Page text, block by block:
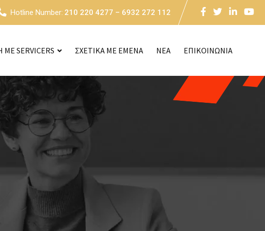
Hotline Number: 210 220 4277 – 6932 272 112
SERVICERS ΣΧΕΤΙΚΑ ΜΕ ΕΜΕΝΑ NEA ΕΠΙΚΟΙΝΩΝΙΑ